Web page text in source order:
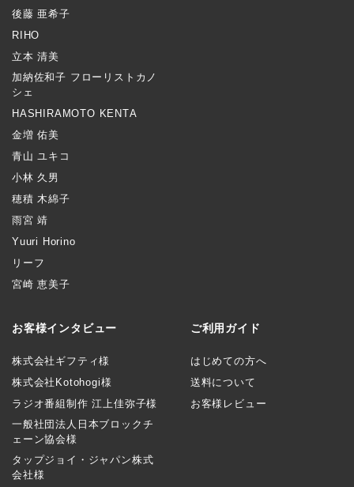
後藤 亜希子
RIHO
立本 清美
加納佐和子 フローリストカノ
シェ
HASHIRAMOTO KENTA
金増 佑美
青山 ユキコ
小林 久男
穂積 木綿子
雨宮 靖
Yuuri Horino
リーフ
宮崎 恵美子
お客様インタビュー
株式会社ギフティ様
株式会社Kotohogi様
ラジオ番組制作 江上佳弥子様
一般社団法人日本ブロックチ
ェーン協会様
タップジョイ・ジャパン株式
会社様
ご利用ガイド
はじめての方へ
送料について
お客様レビュー